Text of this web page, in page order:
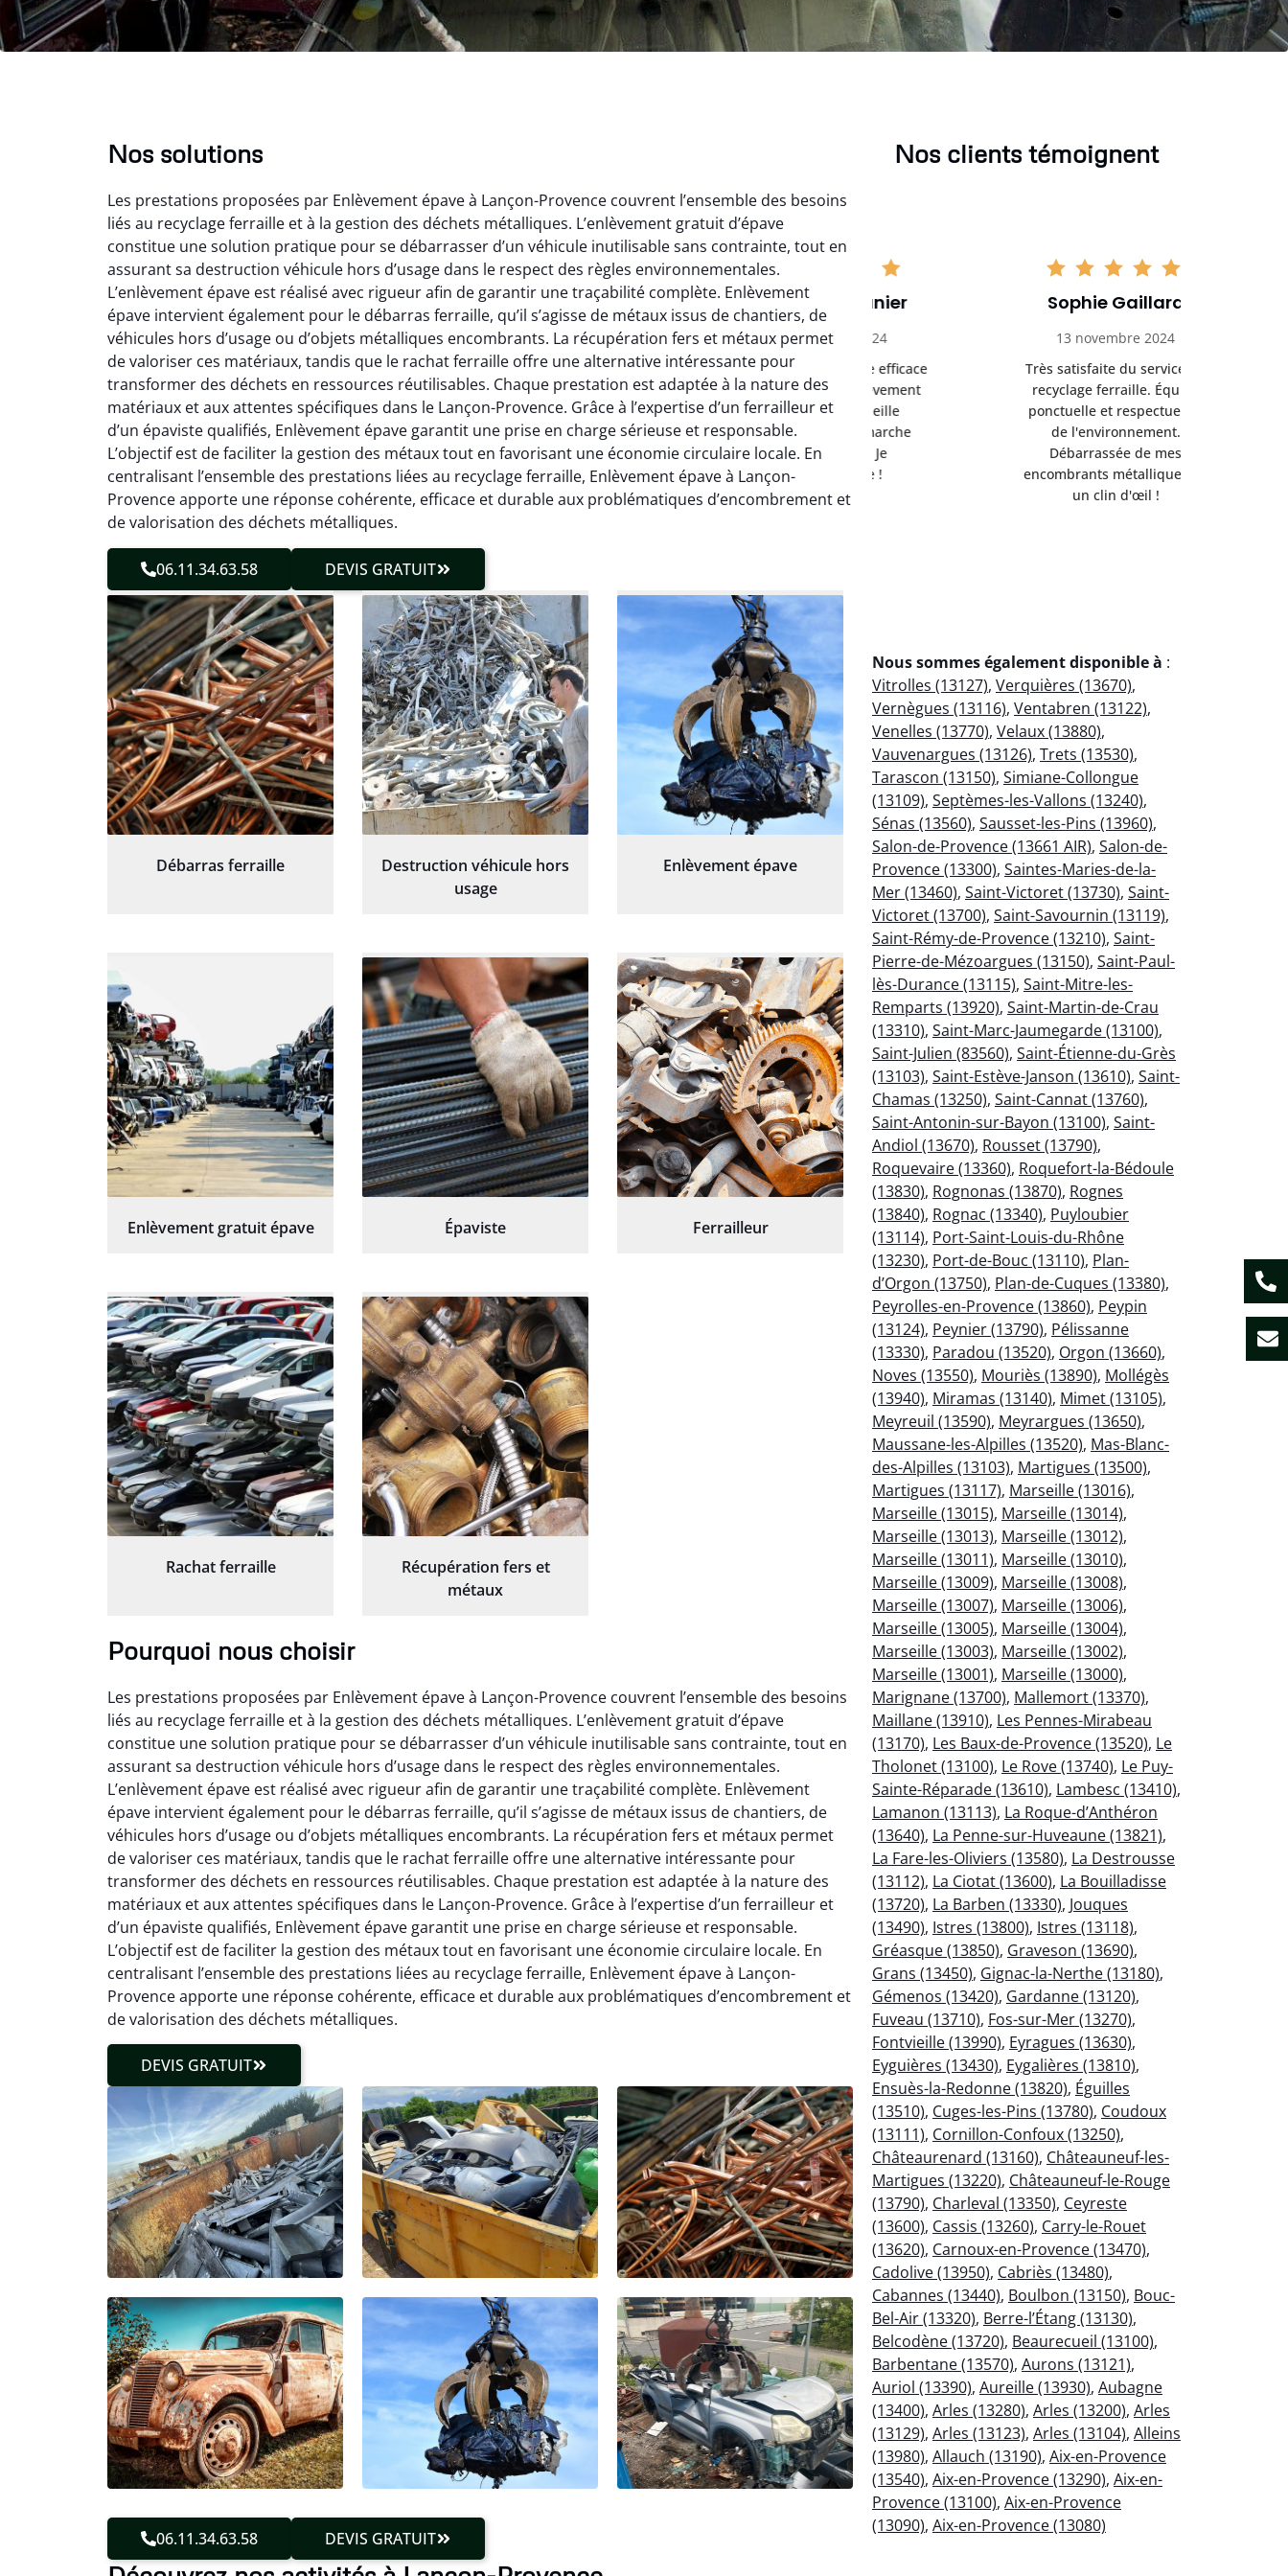
Nos solutions
Les prestations proposées par Enlèvement épave à Lançon-Provence couvrent l’ensemble des besoins
liés au recyclage ferraille et à la gestion des déchets métalliques. L’enlèvement gratuit d’épave
constitue une solution pratique pour se débarrasser d’un véhicule inutilisable sans contrainte, tout en
assurant sa destruction véhicule hors d’usage dans le respect des règles environnementales.
L’enlèvement épave est réalisé avec rigueur afin de garantir une traçabilité complète. Enlèvement
épave intervient également pour le débarras ferraille, qu’il s’agisse de métaux issus de chantiers, de
véhicules hors d’usage ou d’objets métalliques encombrants. La récupération fers et métaux permet
de valoriser ces matériaux, tandis que le rachat ferraille offre une alternative intéressante pour
transformer des déchets en ressources réutilisables. Chaque prestation est adaptée à la nature des
matériaux et aux attentes spécifiques dans le Lançon-Provence. Grâce à l’expertise d’un ferrailleur et
d’un épaviste qualifiés, Enlèvement épave garantit une prise en charge sérieuse et responsable.
L’objectif est de faciliter la gestion des métaux tout en favorisant une économie circulaire locale. En
centralisant l’ensemble des prestations liées au recyclage ferraille, Enlèvement épave à Lançon-
Provence apporte une réponse cohérente, efficace et durable aux problématiques d’encombrement et
de valorisation des déchets métalliques.
06.11.34.63.58 DEVIS GRATUIT
Débarras ferraille
Destruction véhicule hors
usage
Enlèvement épave
Enlèvement gratuit épave Épaviste Ferrailleur
Rachat ferraille
Récupération fers et
métaux
Pourquoi nous choisir
Les prestations proposées par Enlèvement épave à Lançon-Provence couvrent l’ensemble des besoins
liés au recyclage ferraille et à la gestion des déchets métalliques. L’enlèvement gratuit d’épave
constitue une solution pratique pour se débarrasser d’un véhicule inutilisable sans contrainte, tout en
assurant sa destruction véhicule hors d’usage dans le respect des règles environnementales.
L’enlèvement épave est réalisé avec rigueur afin de garantir une traçabilité complète. Enlèvement
épave intervient également pour le débarras ferraille, qu’il s’agisse de métaux issus de chantiers, de
véhicules hors d’usage ou d’objets métalliques encombrants. La récupération fers et métaux permet
de valoriser ces matériaux, tandis que le rachat ferraille offre une alternative intéressante pour
transformer des déchets en ressources réutilisables. Chaque prestation est adaptée à la nature des
matériaux et aux attentes spécifiques dans le Lançon-Provence. Grâce à l’expertise d’un ferrailleur et
d’un épaviste qualifiés, Enlèvement épave garantit une prise en charge sérieuse et responsable.
L’objectif est de faciliter la gestion des métaux tout en favorisant une économie circulaire locale. En
centralisant l’ensemble des prestations liées au recyclage ferraille, Enlèvement épave à Lançon-
Provence apporte une réponse cohérente, efficace et durable aux problématiques d’encombrement et
de valorisation des déchets métalliques.
DEVIS GRATUIT
06.11.34.63.58 DEVIS GRATUIT
Nos clients témoignent
Virginie Lambert
26 février 2025
Parfait pour se débarrasser
des vieux métaux ! Équipe
efficace qui a tout enlevé
sans laisser de traces.
Service client très réactif.
Jérôme Meunier
21 octobre 2024
Service de recyclage efficace
et écologique. Enlèvement
rapide de ma vieille
chaudière et démarche
transparente. Je
recommande !
Sophie Gaillard
13 novembre 2024
Très satisfaite du service de
recyclage ferraille. Équipe
ponctuelle et respectueuse
de l'environnement.
Débarrassée de mes
encombrants métalliques en
Nous sommes également disponible à :
Vitrolles (13127), Verquières (13670),
Vernègues (13116), Ventabren (13122),
Venelles (13770), Velaux (13880),
Vauvenargues (13126), Trets (13530),
Tarascon (13150), Simiane-Collongue
(13109), Septèmes-les-Vallons (13240),
Sénas (13560), Sausset-les-Pins (13960),
Salon-de-Provence (13661 AIR), Salon-de-
Provence (13300), Saintes-Maries-de-la-
Mer (13460), Saint-Victoret (13730), Saint-
Victoret (13700), Saint-Savournin (13119),
Saint-Rémy-de-Provence (13210), Saint-
Pierre-de-Mézoargues (13150), Saint-Paul-
lès-Durance (13115), Saint-Mitre-les-
Remparts (13920), Saint-Martin-de-Crau
(13310), Saint-Marc-Jaumegarde (13100),
Saint-Julien (83560), Saint-Étienne-du-Grès
(13103), Saint-Estève-Janson (13610), Saint-
Chamas (13250), Saint-Cannat (13760),
Saint-Antonin-sur-Bayon (13100), Saint-
Andiol (13670), Rousset (13790),
Roquevaire (13360), Roquefort-la-Bédoule
(13830), Rognonas (13870), Rognes
(13840), Rognac (13340), Puyloubier
(13114), Port-Saint-Louis-du-Rhône
(13230), Port-de-Bouc (13110), Plan-
d’Orgon (13750), Plan-de-Cuques (13380),
Peyrolles-en-Provence (13860), Peypin
(13124), Peynier (13790), Pélissanne
(13330), Paradou (13520), Orgon (13660),
Noves (13550), Mouriès (13890), Mollégès
(13940), Miramas (13140), Mimet (13105),
Meyreuil (13590), Meyrargues (13650),
Maussane-les-Alpilles (13520), Mas-Blanc-
des-Alpilles (13103), Martigues (13500),
Martigues (13117), Marseille (13016),
Marseille (13015), Marseille (13014),
Marseille (13013), Marseille (13012),
Marseille (13011), Marseille (13010),
Marseille (13009), Marseille (13008),
Marseille (13007), Marseille (13006),
Marseille (13005), Marseille (13004),
Marseille (13003), Marseille (13002),
Marseille (13001), Marseille (13000),
Marignane (13700), Mallemort (13370),
Maillane (13910), Les Pennes-Mirabeau
(13170), Les Baux-de-Provence (13520), Le
Tholonet (13100), Le Rove (13740), Le Puy-
Sainte-Réparade (13610), Lambesc (13410),
Lamanon (13113), La Roque-d’Anthéron
(13640), La Penne-sur-Huveaune (13821),
La Fare-les-Oliviers (13580), La Destrousse
(13112), La Ciotat (13600), La Bouilladisse
(13720), La Barben (13330), Jouques
(13490), Istres (13800), Istres (13118),
Gréasque (13850), Graveson (13690),
Grans (13450), Gignac-la-Nerthe (13180),
Gémenos (13420), Gardanne (13120),
Fuveau (13710), Fos-sur-Mer (13270),
Fontvieille (13990), Eyragues (13630),
Eyguières (13430), Eygalières (13810),
Ensuès-la-Redonne (13820), Éguilles
(13510), Cuges-les-Pins (13780), Coudoux
(13111), Cornillon-Confoux (13250),
Châteaurenard (13160), Châteauneuf-les-
Martigues (13220), Châteauneuf-le-Rouge
(13790), Charleval (13350), Ceyreste
(13600), Cassis (13260), Carry-le-Rouet
(13620), Carnoux-en-Provence (13470),
Cadolive (13950), Cabriès (13480),
Cabannes (13440), Boulbon (13150), Bouc-
Bel-Air (13320), Berre-l’Étang (13130),
Belcodène (13720), Beaurecueil (13100),
Barbentane (13570), Aurons (13121),
Auriol (13390), Aureille (13930), Aubagne
(13400), Arles (13280), Arles (13200), Arles
(13129), Arles (13123), Arles (13104), Alleins
(13980), Allauch (13190), Aix-en-Provence
(13540), Aix-en-Provence (13290), Aix-en-
Provence (13100), Aix-en-Provence
(13090), Aix-en-Provence (13080)